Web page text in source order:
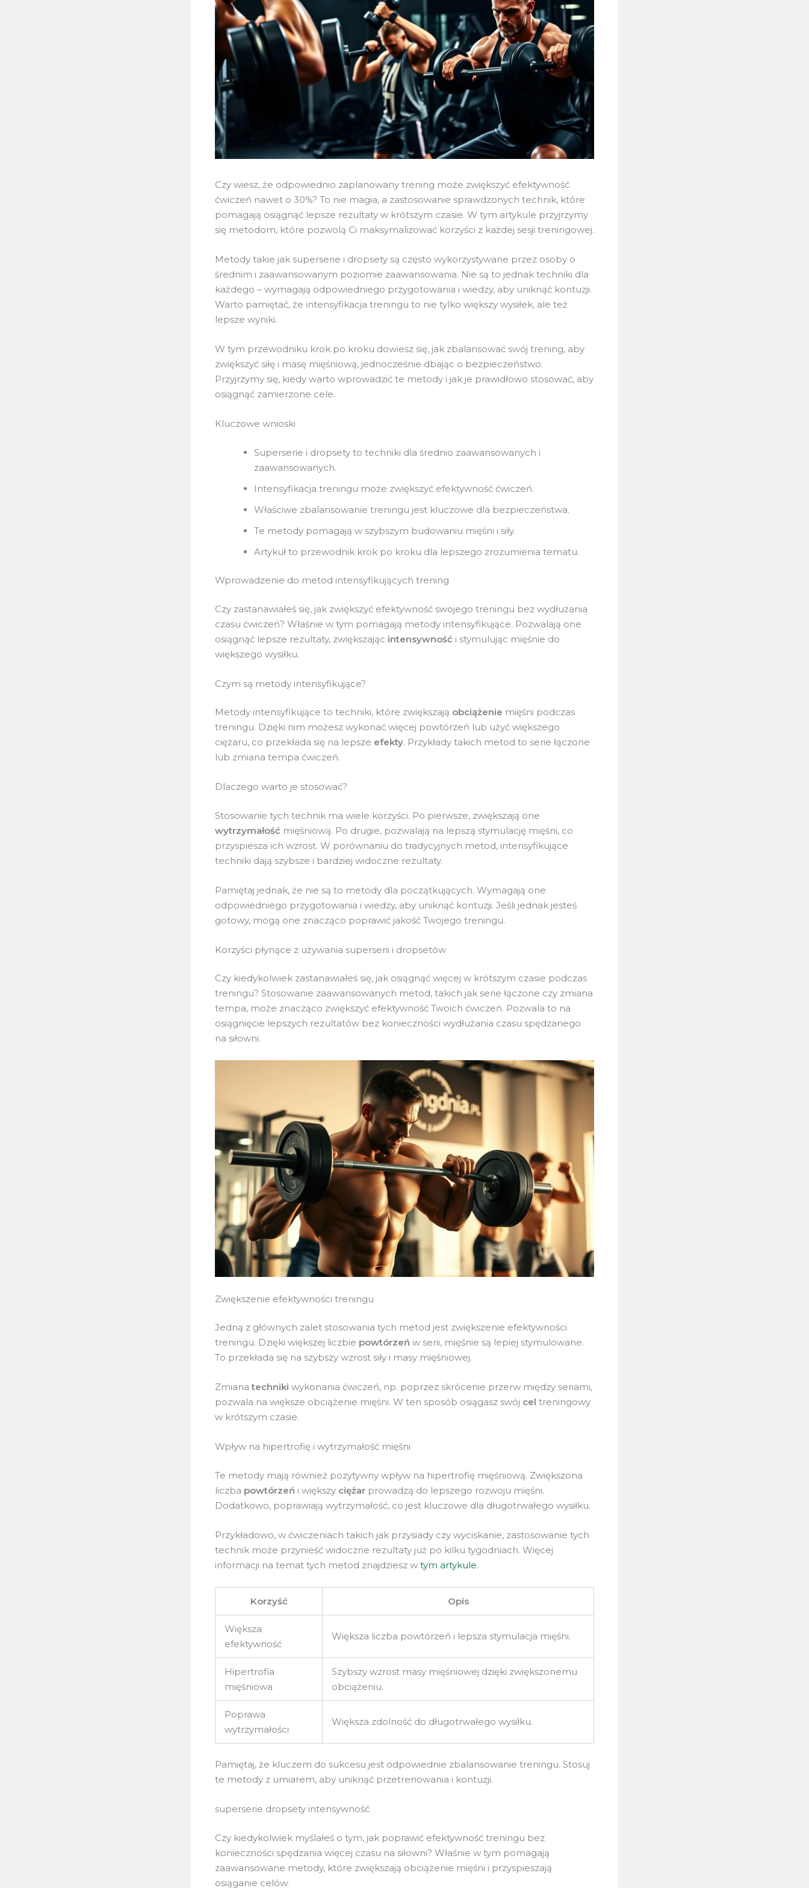
Czy wiesz, że odpowiednio zaplanowany trening może zwiększyć efektywność
ćwiczeń nawet o 30%? To nie magia, a zastosowanie sprawdzonych technik, które
pomagają osiągnąć lepsze rezultaty w krótszym czasie. W tym artykule przyjrzymy
się metodom, które pozwolą Ci maksymalizować korzyści z każdej sesji treningowej.
Metody takie jak superserie i dropsety są często wykorzystywane przez osoby o
średnim i zaawansowanym poziomie zaawansowania. Nie są to jednak techniki dla
każdego – wymagają odpowiedniego przygotowania i wiedzy, aby uniknąć kontuzji.
Warto pamiętać, że intensyfikacja treningu to nie tylko większy wysiłek, ale też
lepsze wyniki.
W tym przewodniku krok po kroku dowiesz się, jak zbalansować swój trening, aby
zwiększyć siłę i masę mięśniową, jednocześnie dbając o bezpieczeństwo.
Przyjrzymy się, kiedy warto wprowadzić te metody i jak je prawidłowo stosować, aby
osiągnąć zamierzone cele.
Kluczowe wnioski
Superserie i dropsety to techniki dla średnio zaawansowanych i
zaawansowanych.
Intensyfikacja treningu może zwiększyć efektywność ćwiczeń.
Właściwe zbalansowanie treningu jest kluczowe dla bezpieczeństwa.
Te metody pomagają w szybszym budowaniu mięśni i siły.
Artykuł to przewodnik krok po kroku dla lepszego zrozumienia tematu.
Wprowadzenie do metod intensyfikujących trening
Czy zastanawiałeś się, jak zwiększyć efektywność swojego treningu bez wydłużania
czasu ćwiczeń? Właśnie w tym pomagają metody intensyfikujące. Pozwalają one
osiągnąć lepsze rezultaty, zwiększając intensywność i stymulując mięśnie do
większego wysiłku.
Czym są metody intensyfikujące?
Metody intensyfikujące to techniki, które zwiększają obciążenie mięśni podczas
treningu. Dzięki nim możesz wykonać więcej powtórzeń lub użyć większego
ciężaru, co przekłada się na lepsze efekty. Przykłady takich metod to serie łączone
lub zmiana tempa ćwiczeń.
Dlaczego warto je stosować?
Stosowanie tych technik ma wiele korzyści. Po pierwsze, zwiększają one
wytrzymałość mięśniową. Po drugie, pozwalają na lepszą stymulację mięśni, co
przyspiesza ich wzrost. W porównaniu do tradycyjnych metod, intensyfikujące
techniki dają szybsze i bardziej widoczne rezultaty.
Pamiętaj jednak, że nie są to metody dla początkujących. Wymagają one
odpowiedniego przygotowania i wiedzy, aby uniknąć kontuzji. Jeśli jednak jesteś
gotowy, mogą one znacząco poprawić jakość Twojego treningu.
Korzyści płynące z używania superserii i dropsetów
Czy kiedykolwiek zastanawiałeś się, jak osiągnąć więcej w krótszym czasie podczas
treningu? Stosowanie zaawansowanych metod, takich jak serie łączone czy zmiana
tempa, może znacząco zwiększyć efektywność Twoich ćwiczeń. Pozwala to na
osiągnięcie lepszych rezultatów bez konieczności wydłużania czasu spędzanego
na siłowni.
Zwiększenie efektywności treningu
Jedną z głównych zalet stosowania tych metod jest zwiększenie efektywności
treningu. Dzięki większej liczbie powtórzeń w serii, mięśnie są lepiej stymulowane.
To przekłada się na szybszy wzrost siły i masy mięśniowej.
Zmianatechniki wykonania ćwiczeń, np. poprzez skrócenie przerw między seriami,
pozwala na większe obciążenie mięśni. W ten sposób osiągasz swój cel treningowy
w krótszym czasie.
Wpływ na hipertrofię i wytrzymałość mięśni
Te metody mają również pozytywny wpływ na hipertrofię mięśniową. Zwiększona
liczba powtórzeń i większy ciężar prowadzą do lepszego rozwoju mięśni.
Dodatkowo, poprawiają wytrzymałość, co jest kluczowe dla długotrwałego wysiłku.
Przykładowo, w ćwiczeniach takich jak przysiady czy wyciskanie, zastosowanie tych
technik może przynieść widoczne rezultaty już po kilku tygodniach. Więcej
informacji na temat tych metod znajdziesz w tym artykule.
Korzyść Opis
Większa
efektywność
Większa liczba powtórzeń i lepsza stymulacja mięśni.
Hipertrofia
mięśniowa
Szybszy wzrost masy mięśniowej dzięki zwiększonemu
obciążeniu.
Poprawa
wytrzymałości
Większa zdolność do długotrwałego wysiłku.
Pamiętaj, że kluczem do sukcesu jest odpowiednie zbalansowanie treningu. Stosuj
te metody z umiarem, aby uniknąć przetrenowania i kontuzji.
superserie dropsety intensywność
Czy kiedykolwiek myślałeś o tym, jak poprawić efektywność treningu bez
konieczności spędzania więcej czasu na siłowni? Właśnie w tym pomagają
zaawansowane metody, które zwiększają obciążenie mięśni i przyspieszają
osiąganie celów.